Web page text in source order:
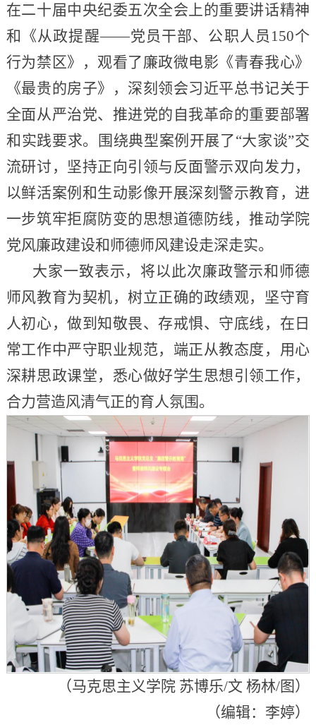
在二十届中央纪委五次全会上的重要讲话精神
和《从政提醒——党员干部、公职人员150个
行为禁区》，观看了廉政微电影《青春我心》
《最贵的房子》，深刻领会习近平总书记关于
全面从严治党、推进党的自我革命的重要部署
和实践要求。围绕典型案例开展了“大家谈”交
流研讨，坚持正向引领与反面警示双向发力，
以鲜活案例和生动影像开展深刻警示教育，进
一步筑牢拒腐防变的思想道德防线，推动学院
党风廉政建设和师德师风建设走深走实。
大家一致表示，将以此次廉政警示和师德
师风教育为契机，树立正确的政绩观，坚守育
人初心，做到知敬畏、存戒惧、守底线，在日
常工作中严守职业规范，端正从教态度，用心
深耕思政课堂，悉心做好学生思想引领工作，
合力营造风清气正的育人氛围。
（马克思主义学院 苏博乐/文 杨林/图）
（编辑：李婷）